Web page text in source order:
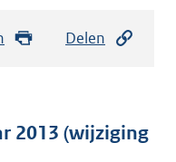
Delen
2013 (wijziging